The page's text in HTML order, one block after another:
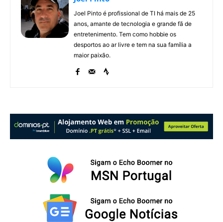
Joel Pinto é profissional de TI há mais de 25
anos, amante de tecnologia e grande fã de
entretenimento. Tem como hobbie os
desportos ao ar livre e tem na sua família a
maior paixão.